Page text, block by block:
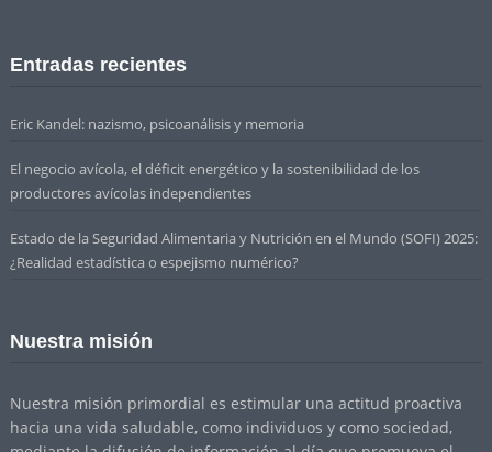
Entradas recientes
Eric Kandel: nazismo, psicoanálisis y memoria
El negocio avícola, el déficit energético y la sostenibilidad de los
productores avícolas independientes
Estado de la Seguridad Alimentaria y Nutrición en el Mundo (SOFI) 2025:
¿Realidad estadística o espejismo numérico?
Nuestra misión
Nuestra misión primordial es estimular una actitud proactiva
hacia una vida saludable, como individuos y como sociedad,